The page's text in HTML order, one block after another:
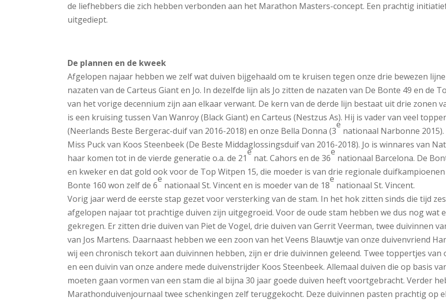
de liefhebbers die zich hebben verbonden aan het Marathon Masters-concept. Een prachtig
uitgediept.
De plannen en de kweek
Afgelopen najaar hebben we zelf wat duiven bijgehaald om te kruisen tegen onze drie bewezen
nazaten van de Carteus Giant en Jo. In dezelfde lijn als Jo zitten de nazaten van De Bonte 49 en de
van het vorige decennium zijn aan elkaar verwant. De kern van de derde lijn bestaat uit drie zonen
is een kruising tussen Van Wanroy (Black Giant) en Carteus (Nestzus As). Hij is vader van veel
(Neerlands Beste Bergerac-duif van 2016-2018) en onze Bella Donna (3
e
nationaal Narbonne
Miss Puck van Koos Steenbeek (De Beste Middaglossingsduif van 2016-2018). Jo is winnares van
haar komen tot in de vierde generatie o.a. de 21
e
nat. Cahors en de 36
e
nationaal Barcelona. De
en kweker en dat gold ook voor de Top Witpen 15, die moeder is van drie regionale duifkampioenen
Bonte 160 won zelf de 6
e
nationaal St. Vincent en is moeder van de 18
e
nationaal St. Vincent.
Vorig jaar werd de eerste stap gezet voor versterking van de stam. In het hok zitten sinds die tijd
afgelopen najaar tot prachtige duiven zijn uitgegroeid. Voor de oude stam hebben we dus nog wat
gekregen. Er zitten drie duiven van Piet de Vogel, drie duiven van Gerrit Veerman, twee duivinnen
van Jos Martens. Daarnaast hebben we een zoon van het Veens Blauwtje van onze duivenvriend
wij een chronisch tekort aan duivinnen hebben, zijn er drie duivinnen geleend. Twee toppertjes van
en een duivin van onze andere mede duivenstrijder Koos Steenbeek. Allemaal duiven die op basis
moeten gaan vormen van een stam die al bijna 30 jaar goede duiven heeft voortgebracht. Verder
Marathonduivenjournaal twee schenkingen zelf teruggekocht. Deze duivinnen pasten prachtig op